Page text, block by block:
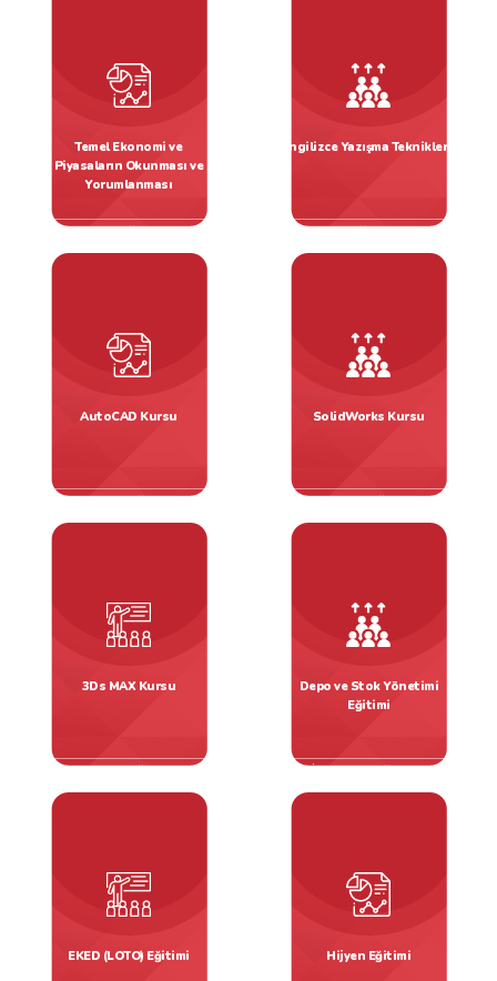
Temel Ekonomi ve
Piyasaların Okunması ve
Yorumlanması
Finans Eğitimleri
İngilizce Yazışma Teknikleri
Dil Eğitimleri
AutoCAD Kursu
CAD CAM Eğitimleri
SolidWorks Kursu
CAD CAM Eğitimleri
3Ds MAX Kursu
CAD CAM Eğitimleri
Depo ve Stok Yönetimi
Eğitimi
İş ve Yönetim Eğitimleri
EKED (LOTO) Eğitimi Hijyen Eğitimi